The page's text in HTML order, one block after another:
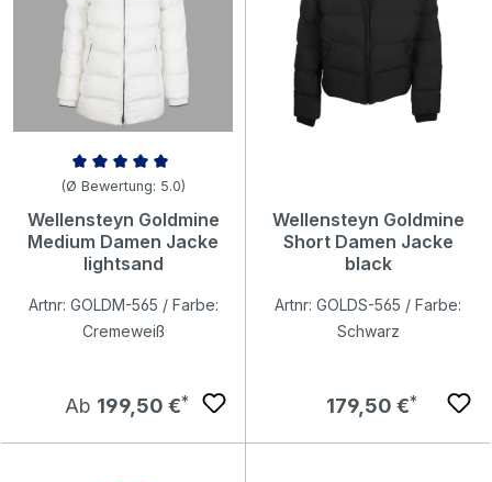
Durchschnittliche Bewertung von 5 von 5 Sternen
(Ø Bewertung: 5.0)
Wellensteyn Goldmine
Medium Damen Jacke
lightsand
Artnr: GOLDM-565 / Farbe:
Cremeweiß
Regulärer Preis:
Ab 199,50 €
Wellensteyn Goldmine
Short Damen Jacke
black
Artnr: GOLDS-565 / Farbe:
Schwarz
Regulärer Preis:
179,50 €